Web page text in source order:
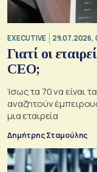
EXECUTIVE 29.07.2026,
Γιατί οι
CEO;
Ίσως τα 70 να είναι
αναζητούν
μια εταιρεία
Δημήτρης Σταμούλης